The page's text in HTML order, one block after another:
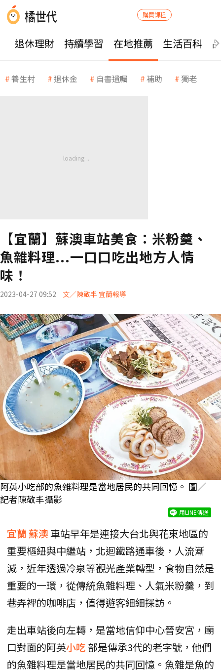
購買課程
退休理財 持續學習 在地推薦 生活百科
養生村 退休金 自書遺囑 補助 獨老
【宜蘭】蘇澳車站美食：米粉羹、
魚雜料理...一口口吃出地方人情
味！
2023-04-27 09:52 文／陳敬丰 宜蘭報導
阿英小吃部的魚雜料理是當地居民的共同回憶。 圖／
記者陳敬丰攝影
用LINE傳送
宜蘭蘇澳車站早年是連接大台北與花東地區的
重要樞紐與中繼站，北迴鐵路通車後，人流漸
減，近年透過冷泉等觀光產業轉型，食物自然是
重要的一環，從傳統魚雜料理、人氣米粉羹，到
巷弄裡的咖啡店，值得遊客細細探訪。
走出車站後向左轉，是當地信仰中心晉安宮，廟
口對面的阿英小吃 部是傳承3代的老字號，他們
的魚雜料理是當地居民的共同回憶。魚雜是魚的